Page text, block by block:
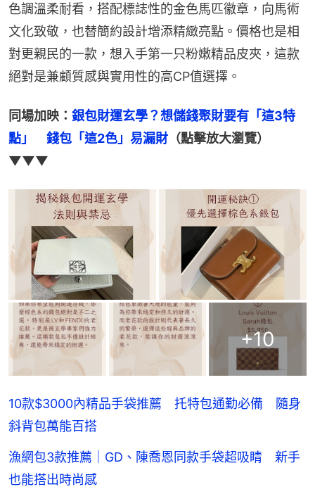
色調溫柔耐看，搭配標誌性的金色馬匹徽章，向馬術
文化致敬，也替簡約設計增添精緻亮點。價格也是相
對更親民的一款，想入手第一只粉嫩精品皮夾，這款
絕對是兼顧質感與實用性的高CP值選擇。
同場加映： 銀包財運玄學？想儲錢聚財要有「這3特
點」　錢包「這2色」易漏財 （點擊放大瀏覽）
▼▼▼
+10
10款$3000內精品手袋推薦 托特包通勤必備 隨身
斜背包萬能百搭
漁網包3款推薦｜GD、陳喬恩同款手袋超吸睛 新手
也能搭出時尚感